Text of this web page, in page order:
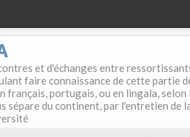
et d'échanges entre
faire connaissance de cette partie
français, portugais, ou en lingala,
sépare du continent, par l'entretien de